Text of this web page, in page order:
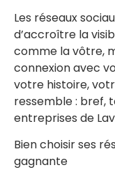
Les réseaux
d’accroître la
comme la vôtre,
connexion avec
votre histoire,
ressemble : bref,
entreprises de
Bien choisir ses
gagnante